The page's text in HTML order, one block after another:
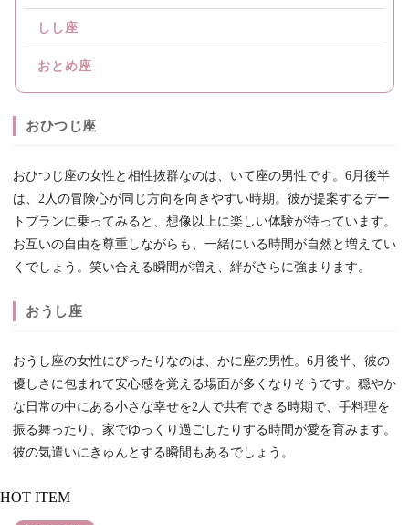
しし座
おとめ座
おひつじ座
おひつじ座の女性と相性抜群なのは、いて座の男性です。6月後半
は、2人の冒険心が同じ方向を向きやすい時期。彼が提案するデー
トプランに乗ってみると、想像以上に楽しい体験が待っています。
お互いの自由を尊重しながらも、一緒にいる時間が自然と増えてい
くでしょう。笑い合える瞬間が増え、絆がさらに強まります。
おうし座
おうし座の女性にぴったりなのは、かに座の男性。6月後半、彼の
優しさに包まれて安心感を覚える場面が多くなりそうです。穏やか
な日常の中にある小さな幸せを2人で共有できる時期で、手料理を
振る舞ったり、家でゆっくり過ごしたりする時間が愛を育みます。
彼の気遣いにきゅんとする瞬間もあるでしょう。
HOT ITEM